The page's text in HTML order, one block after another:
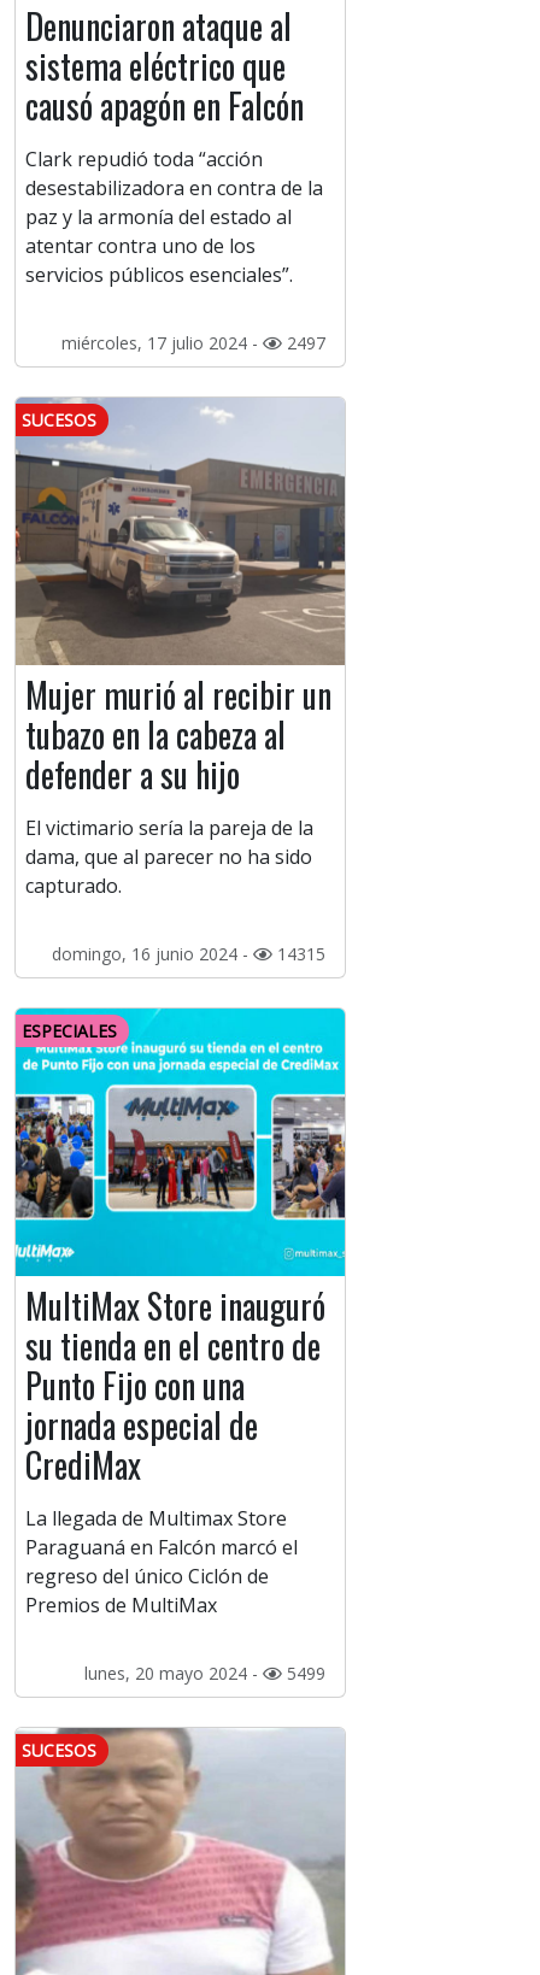
Denunciaron ataque al
sistema eléctrico que
causó apagón en Falcón
Clark repudió toda “acción
desestabilizadora en contra de la
paz y la armonía del estado al
atentar contra uno de los
servicios públicos esenciales”.
miércoles, 17 julio 2024 - 2497
SUCESOS
Mujer murió al recibir un
tubazo en la cabeza al
defender a su hijo
El victimario sería la pareja de la
dama, que al parecer no ha sido
capturado.
domingo, 16 junio 2024 - 14315
ESPECIALES
MultiMax Store inauguró
su tienda en el centro de
Punto Fijo con una
jornada especial de
CrediMax
La llegada de Multimax Store
Paraguaná en Falcón marcó el
regreso del único Ciclón de
Premios de MultiMax
lunes, 20 mayo 2024 - 5499
SUCESOS